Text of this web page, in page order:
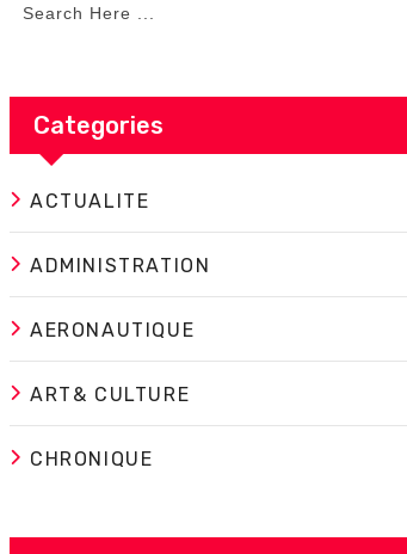
Categories
ACTUALITE
ADMINISTRATION
AERONAUTIQUE
ART& CULTURE
CHRONIQUE